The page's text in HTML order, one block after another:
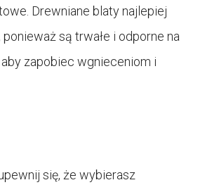
Drewniane blaty najlepiej
są trwałe i odporne na
zapobiec wgnieceniom i
się, że wybierasz